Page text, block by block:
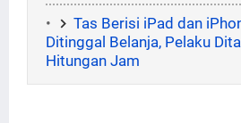
Tas Berisi iPad dan
Ditinggal Belanja, Pelaku
Hitungan Jam